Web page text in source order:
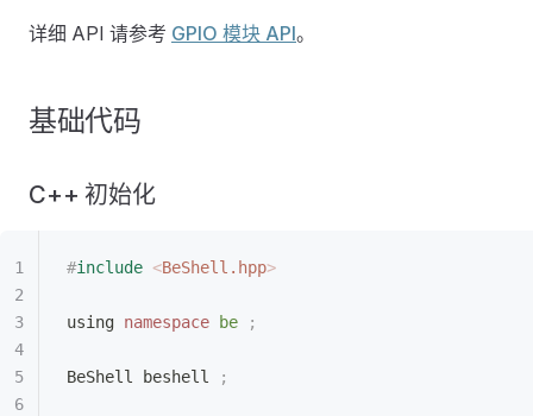
详细 API 请参考 GPIO 模块 API。
基础代码
C++ 初始化
#include <BeShell.hpp>
using namespace be ;
BeShell beshell ;